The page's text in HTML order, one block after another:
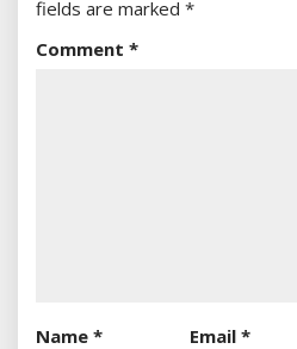
fields are marked *
Comment *
Name * Email*